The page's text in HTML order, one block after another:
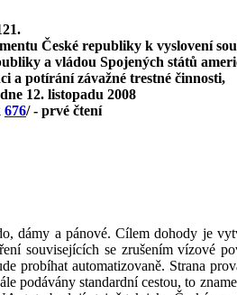
České republiky k vyslovení
a vládou Spojených států
a potírání závažné trestné činnosti,
12. listopadu 2008
676/ - prvé čtení
dámy a pánové. Cílem dohody je
souvisejících se zrušením vízové
automatizovaně. Strana
podávány standardní cestou, to